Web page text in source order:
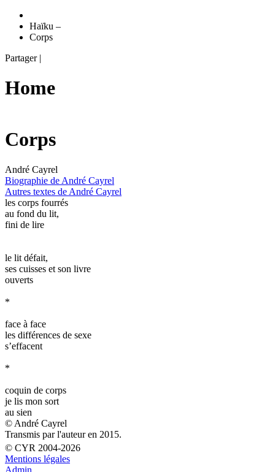
Haïku –
Corps
Partager |
Home
Corps
André Cayrel
Biographie de André Cayrel
Autres textes de André Cayrel
les corps fourrés
au fond du lit,
fini de lire
le lit défait,
ses cuisses et son livre
ouverts
*
face à face
les différences de sexe
s’effacent
*
coquin de corps
je lis mon sort
au sien
© André Cayrel
Transmis par l'auteur en 2015.
© CYR 2004-2026
Mentions légales
Admin